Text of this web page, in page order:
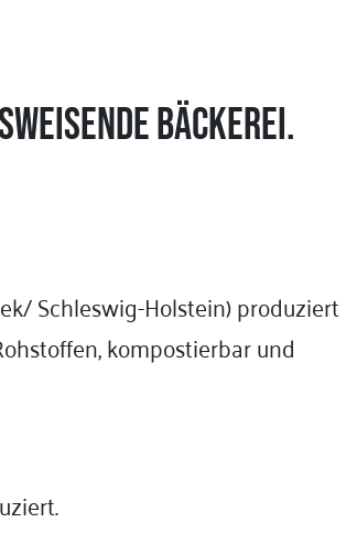
Bäckerei.
Schleswig-Holstein) produziert
kompostierbar und